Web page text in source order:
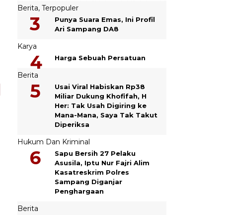
Berita, Terpopuler
Punya Suara Emas, Ini Profil
Ari Sampang DA8
Karya
Harga Sebuah Persatuan
Berita
Usai Viral Habiskan Rp38
Miliar Dukung Khofifah, H
Her: Tak Usah Digiring ke
Mana-Mana, Saya Tak Takut
Diperiksa
Hukum Dan Kriminal
Sapu Bersih 27 Pelaku
Asusila, Iptu Nur Fajri Alim
Kasatreskrim Polres
Sampang Diganjar
Penghargaan
Berita